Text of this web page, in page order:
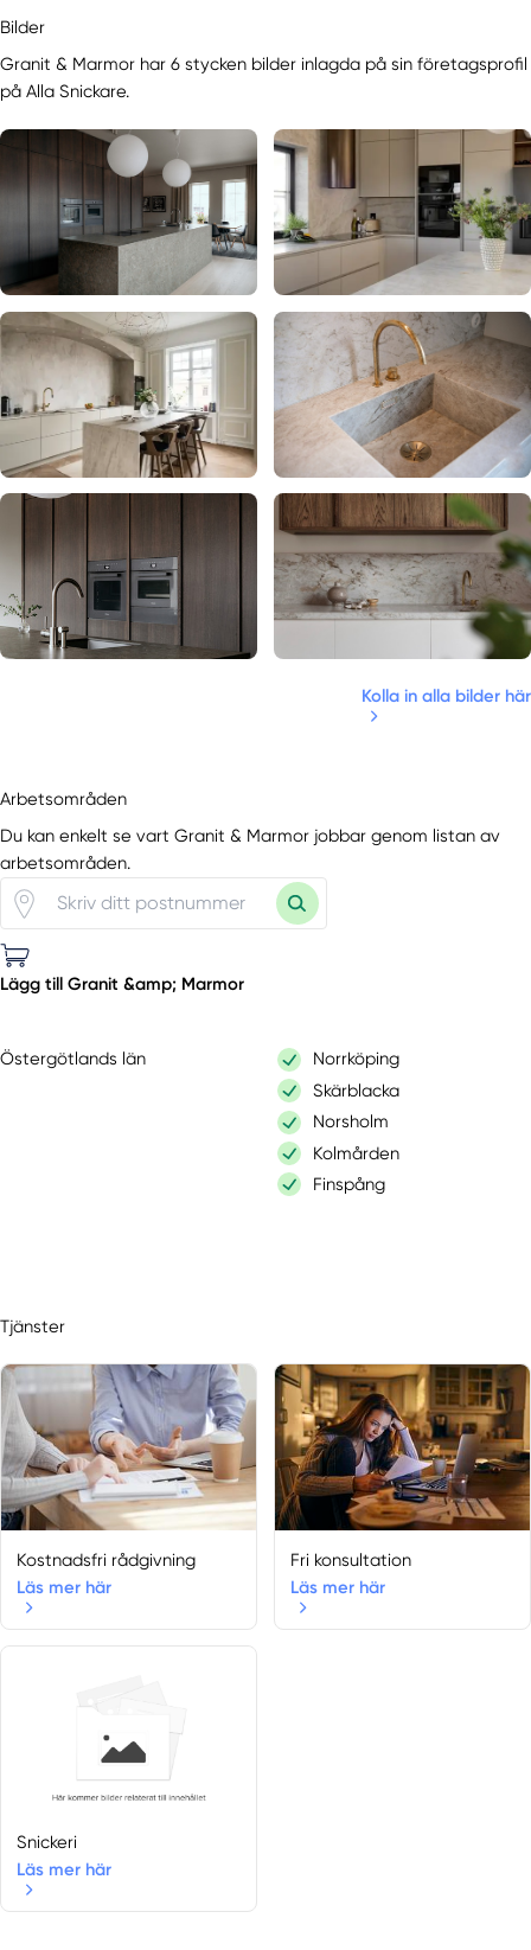
Bilder
Granit & Marmor har 6 stycken bilder inlagda på sin företagsprofil
på Alla Snickare.
Kolla in alla bilder här
Arbetsområden
Du kan enkelt se vart Granit & Marmor jobbar genom listan av
arbetsområden.
Lägg till Granit &amp; Marmor
Östergötlands län
Norrköping
Skärblacka
Norsholm
Kolmården
Finspång
Tjänster
Kostnadsfri rådgivning
Läs mer här
Fri konsultation
Läs mer här
Snickeri
Läs mer här